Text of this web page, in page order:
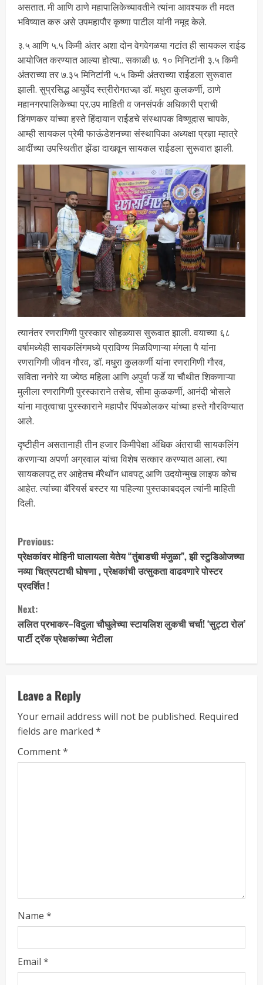
असतात. मी आणि ठाणे महापालिकेच्यावतीने त्यांना आवश्यक ती मदत
भविष्यात करु असे उपमहापौर कृष्णा पाटील यांनी नमूद केले.
३.५ आणि ५.५ किमी अंतर अशा दोन वेगवेगळया गटांत ही सायकल राईड
आयोजित करण्यात आल्या होत्या.. सकाळी ७. १० मिनिटांनी ३.५ किमी
अंतराच्या तर ७.३५ मिनिटांनी ५.५ किमी अंतराच्या राईडला सुरूवात
झाली. सुप्रसिद्ध आयुर्वेद स्त्रीरोगतज्ज्ञ डॉ. मधुरा कुलकर्णी, ठाणे
महानगरपालिकेच्या प्र.उप माहिती व जनसंपर्क अधिकारी प्राची
डिंगणकर यांच्या हस्ते हिंदायान राईडचे संस्थापक विष्णूदास चापके,
आम्ही सायकल प्रेमी फाऊंडेशनच्या संस्थापिका अध्यक्षा प्रज्ञा म्हात्रे
आदींच्या उपस्थितीत झेंडा दाखवून सायकल राईडला सुरूवात झाली.
त्यानंतर रणरागिणी पुरस्कार सोहळ्यास सुरूवात झाली. वयाच्या ६८
वर्षामध्येही सायकलिंगमध्ये प्राविण्य मिळविणाऱ्या मंगला पै यांना
रणरागिणी जीवन गौरव, डॉ. मधुरा कुलकर्णी यांना रणरागिणी गौरव,
सविता ननोरे या ज्येष्ठ महिला आणि अपुर्वा फर्डे या चौथीत शिकणाऱ्या
मुलीला रणरागिणी पुरस्काराने तसेच, सीमा कुळकर्णी, आनंदी भोसले
यांना मातृत्वाचा पुरस्काराने महापौर पिंपळोलकर यांच्या हस्ते गौरविण्यात
आले.
दृष्टीहीन असतानाही तीन हजार किमीपेक्षा अंधिक अंतराची सायकलिंग
करणाऱ्या अपर्णा अग्रवाल यांचा विशेष सत्कार करण्यात आला. त्या
सायकलपटू तर आहेतच मॅरेथॉन धावपटू आणि उदयोन्मुख लाइफ कोच
आहेत. त्यांच्या बॅरियर्स बस्टर या पहिल्या पुस्तकाबदद्ल त्यांनी माहिती
दिली.
Previous:
प्रेक्षकांवर मोहिनी घालायला येतेय “तुंबाडची मंजुळा”, झी स्टुडिओजच्या
नव्या चित्रपटाची घोषणा , प्रेक्षकांची उत्सुकता वाढवणारे पोस्टर
प्रदर्शित !
Next:
ललित प्रभाकर–विदुला चौघुलेच्या स्टायलिश लुकची चर्चा! ‘सुट्टा रोल’
पार्टी ट्रॅक प्रेक्षकांच्या भेटीला
Leave a Reply
Your email address will not be published. Required
fields are marked *
Comment*
Name *
Email *
2
यांनी घेतला आढावा
7, 2026